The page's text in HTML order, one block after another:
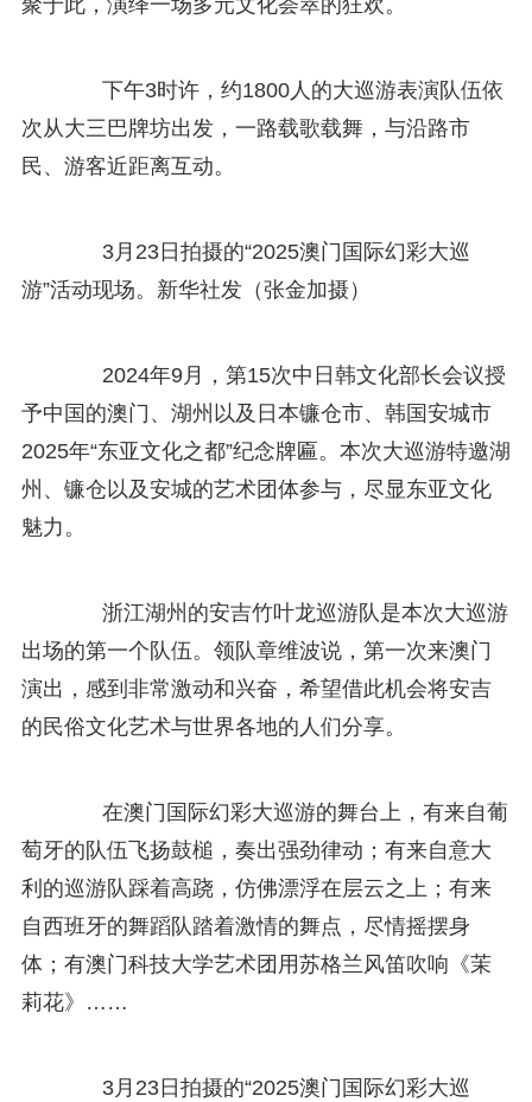
下午3时许，约1800人的大巡游表演队伍依
次从大三巴牌坊出发，一路载歌载舞，与沿路市
民、游客近距离互动。
3月23日拍摄的“2025澳门国际幻彩大巡
游”活动现场。新华社发（张金加摄）
2024年9月，第15次中日韩文化部长会议授
予中国的澳门、湖州以及日本镰仓市、韩国安城市
2025年“东亚文化之都”纪念牌匾。本次大巡游特邀湖
州、镰仓以及安城的艺术团体参与，尽显东亚文化
魅力。
浙江湖州的安吉竹叶龙巡游队是本次大巡游
出场的第一个队伍。领队章维波说，第一次来澳门
演出，感到非常激动和兴奋，希望借此机会将安吉
的民俗文化艺术与世界各地的人们分享。
在澳门国际幻彩大巡游的舞台上，有来自葡
萄牙的队伍飞扬鼓槌，奏出强劲律动；有来自意大
利的巡游队踩着高跷，仿佛漂浮在层云之上；有来
自西班牙的舞蹈队踏着激情的舞点，尽情摇摆身
体；有澳门科技大学艺术团用苏格兰风笛吹响《茉
莉花》……
3月23日拍摄的“2025澳门国际幻彩大巡